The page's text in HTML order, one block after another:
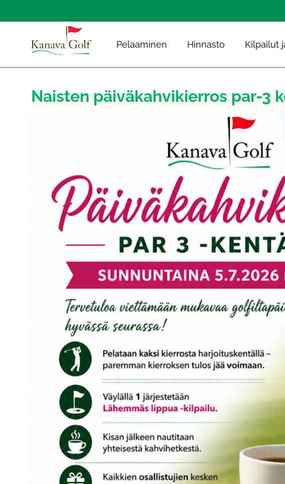
Pelaaminen Hinnasto Kilpailut
Naisten päiväkahvikierros par-3